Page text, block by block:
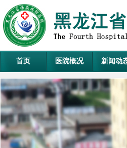
首页 医院概况 新闻动